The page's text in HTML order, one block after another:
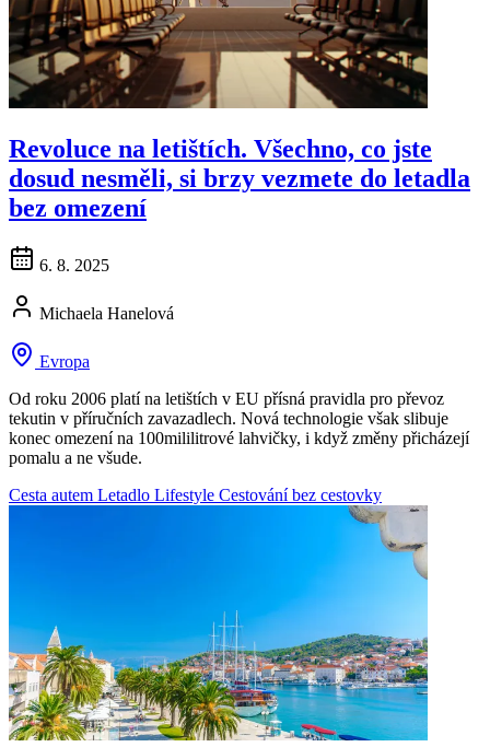
Revoluce na letištích. Všechno, co jste
dosud nesměli, si brzy vezmete do letadla
bez omezení
6. 8. 2025
Michaela Hanelová
Evropa
Od roku 2006 platí na letištích v EU přísná pravidla pro převoz
tekutin v příručních zavazadlech. Nová technologie však slibuje
konec omezení na 100mililitrové lahvičky, i když změny přicházejí
pomalu a ne všude.
Cesta autem Letadlo Lifestyle Cestování bez cestovky